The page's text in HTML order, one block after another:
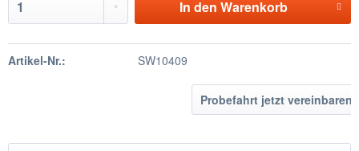
In den Warenkorb
Artikel-Nr.: SW10409
Probefahrt jetzt vereinbaren